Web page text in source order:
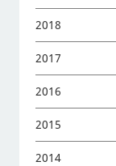
2018
2017
2016
2015
2014